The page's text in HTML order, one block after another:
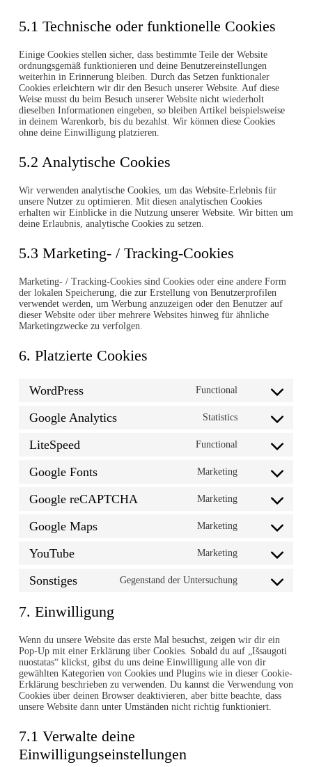
5.1 Technische oder funktionelle Cookies
Einige Cookies stellen sicher, dass bestimmte Teile der Website
ordnungsgemäß funktionieren und deine Benutzereinstellungen
weiterhin in Erinnerung bleiben. Durch das Setzen funktionaler
Cookies erleichtern wir dir den Besuch unserer Website. Auf diese
Weise musst du beim Besuch unserer Website nicht wiederholt
dieselben Informationen eingeben, so bleiben Artikel beispielsweise
in deinem Warenkorb, bis du bezahlst. Wir können diese Cookies
ohne deine Einwilligung platzieren.
5.2 Analytische Cookies
Wir verwenden analytische Cookies, um das Website-Erlebnis für
unsere Nutzer zu optimieren. Mit diesen analytischen Cookies
erhalten wir Einblicke in die Nutzung unserer Website. Wir bitten um
deine Erlaubnis, analytische Cookies zu setzen.
5.3 Marketing- / Tracking-Cookies
Marketing- / Tracking-Cookies sind Cookies oder eine andere Form
der lokalen Speicherung, die zur Erstellung von Benutzerprofilen
verwendet werden, um Werbung anzuzeigen oder den Benutzer auf
dieser Website oder über mehrere Websites hinweg für ähnliche
Marketingzwecke zu verfolgen.
6. Platzierte Cookies
WordPress Functional
Consent
service
wordpress
Google Analytics Statistics
Consent
service
google-
LiteSpeed Functional
Consent
service
litespeed
Google Fonts Marketing
Consent
service
google-
Google reCAPTCHA Marketing
Consent
service
google-
Google Maps Marketing
Consent
service
google-
YouTube Marketing
Consent
service
youtube
Sonstiges Gegenstand der Untersuchung
Consent
data-
7. Einwilligung
Wenn du unsere Website das erste Mal besuchst, zeigen wir dir ein
Pop-Up mit einer Erklärung über Cookies. Sobald du auf „Išsaugoti
nuostatas“ klickst, gibst du uns deine Einwilligung alle von dir
gewählten Kategorien von Cookies und Plugins wie in dieser Cookie-
Erklärung beschrieben zu verwenden. Du kannst die Verwendung von
Cookies über deinen Browser deaktivieren, aber bitte beachte, dass
unsere Website dann unter Umständen nicht richtig funktioniert.
7.1 Verwalte deine
Einwilligungseinstellungen